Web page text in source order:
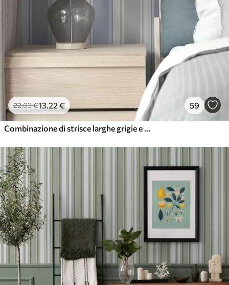
22.03€13.22 € 59
Combinazione di strisce larghe grigie e blu